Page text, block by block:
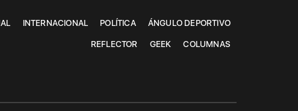
INTERNACIONAL POLÍTICA ÁNGULO DEPORTIVO
REFLECTOR GEEK COLUMNAS